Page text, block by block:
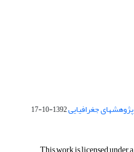
1392-10-17